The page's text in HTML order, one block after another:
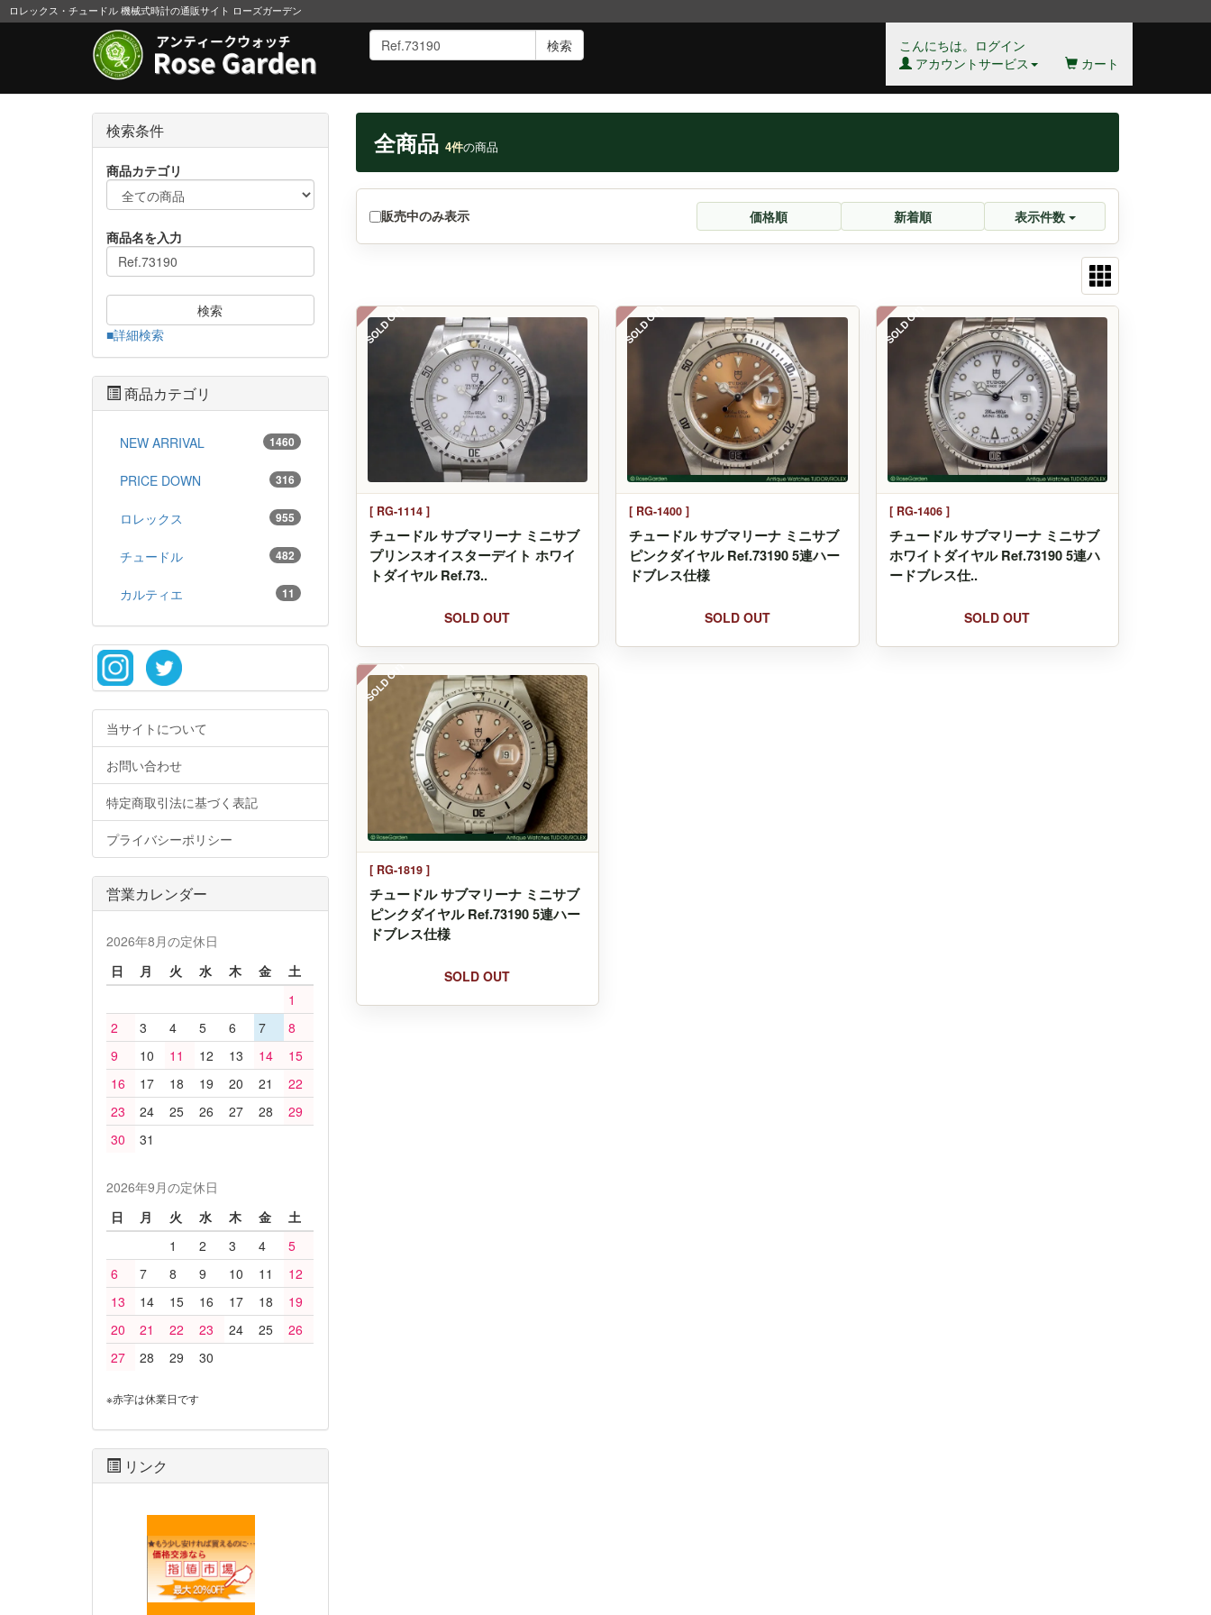
ロレックス・チュードル 機械式時計の通販サイト ローズガーデン
検索
こんにちは。ログイン
アカウントサービス
カート
全商品 4件の商品
販売中のみ表示 価格順 新着順 表示件数
SOLD OUT
[ RG-1114 ]
チュードル サブマリーナ ミニサブ
プリンスオイスターデイト ホワイ
トダイヤル Ref.73..
SOLD OUT
SOLD OUT
[ RG-1400 ]
チュードル サブマリーナ ミニサブ
ピンクダイヤル Ref.73190 5連ハー
ドブレス仕様
SOLD OUT
SOLD OUT
[ RG-1406 ]
チュードル サブマリーナ ミニサブ
ホワイトダイヤル Ref.73190 5連ハ
ードブレス仕..
SOLD OUT
SOLD OUT
[ RG-1819 ]
チュードル サブマリーナ ミニサブ
ピンクダイヤル Ref.73190 5連ハー
ドブレス仕様
SOLD OUT
検索条件
商品カテゴリ
商品名を入力
検索
■詳細検索
商品カテゴリ
NEW ARRIVAL 1460
PRICE DOWN 316
ロレックス 955
チュードル 482
カルティエ 11
当サイトについて
お問い合わせ
特定商取引法に基づく表記
プライバシーポリシー
営業カレンダー
2026年8月の定休日
日
月 火 水 木 金
土
1
2
3 4 5 6 7
8
9
10 11 12 13 14
15
16
17 18 19 20 21
22
23
24 25 26 27 28
29
30
31
2026年9月の定休日
日
月 火 水 木 金
土
1
2 3 4
5
6
7 8 9 10 11
12
13
14 15 16 17 18
19
20
21 22 23 24 25
26
27
28 29 30
※赤字は休業日です
リンク